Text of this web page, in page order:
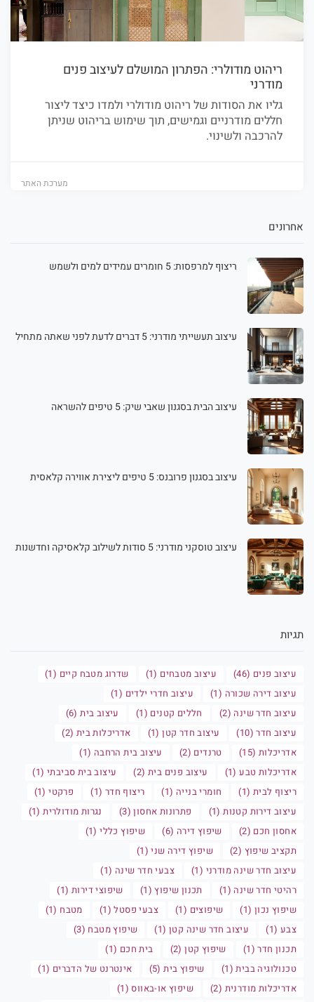
ריהוט מודולרי: הפתרון המושלם לעיצוב פנים
מודרני
גליו את הסודות של ריהוט מודולרי ולמדו כיצד ליצור
חללים מודרניים וגמישים, תוך שימוש בריהוט שניתן
להרכבה ולשינוי.
מערכת האתר
אחרונים
ריצוף למרפסות: 5 חומרים עמידים למים ולשמש
עיצוב תעשייתי מודרני: 5 דברים לדעת לפני שאתה מתחיל
עיצוב הבית בסגנון שאבי שיק: 5 טיפים להשראה
עיצוב בסגנון פרובנס: 5 טיפים ליצירת אווירה קלאסית
עיצוב טוסקני מודרני: 5 סודות לשילוב קלאסיקה וחדשנות
תגיות
עיצוב פנים (46) עיצוב מטבחים (1)
שדרוג מטבח קיים (1)
עיצוב דירה שכורה (1)
עיצוב חדרי ילדים (1)
עיצוב חדר שינה (2)
חללים קטנים (1)
עיצוב בית (6)
עיצוב חדר (10)
עיצוב חדר קטן (1)
אדריכלות בית (2)
אדריכלות (15)
טרנדים (2)
עיצוב בית הרחבה (1)
אדריכלות טבע (1)
עיצוב פנים בית (2)
עיצוב בית סביבתי (1)
ריצוף לבית (1)
חומרי בנייה (1) ריצוף חדר (1)
פרקטי (1)
עיצוב דירות קטנות (1)
פתרונות אחסון (3)
נגרות מודולרית (1)
אחסון חכם (2)
שיפוץ דירה (6)
שיפוץ כללי (1)
תקציב שיפוץ (2)
שיפוץ דירה שני (1)
עיצוב חדר שינה מודרני (1)
צבעי חדר שינה (1)
רהיטי חדר שינה (1)
תכנון שיפוץ (1)
שיפוצי דירות (1)
שיפוץ נכון (1)
שיפוצים (1) צבעי פסטל (1)
מטבח (1)
צבע (1)
עיצוב חדר שינה קטן (1)
שיפוץ מטבח (3)
תכנון חדר (1)
שיפוץ קטן (2)
בית חכם (1)
טכנולוגיה בבית (1)
שיפוץ בית (5)
אינטרנט של הדברים (1)
אדריכלות מודרנית (2)
שיפוץ או-באווס (1)